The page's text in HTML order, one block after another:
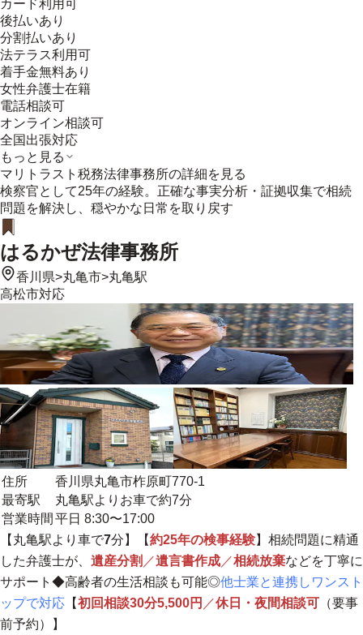
カード利用可
後払いあり
分割払いあり
法テラス利用可
着手金無料あり
女性弁護士在籍
電話相談可
オンライン相談可
全国出張対応
もっと見る
マリトラスト税務法律事務所の詳細を見る
検察官として25年の経験。正確な事実分析・証拠収集で相続
問題を解決し、穏やかな日常を取り戻す
はるかぜ法律事務所
香川県>丸亀市>丸亀駅
高松市対応
住所
香川県丸亀市柞原町770-1
最寄駅
丸亀駅よりお車で約7分
営業時間 平日 8:30〜17:00
【丸亀駅より車で7分】【約25年の検事経験】相続問題に精通
した弁護士が、 遺産分割 ／遺言書作成 ／相続放棄などを丁寧に
サポート ◆高齢者の生活相談も可能◎他士業と連携しワンスト
ップで対応 【初回相談30分5,500円 ／休日・夜間相談可 （要事
前予約）】